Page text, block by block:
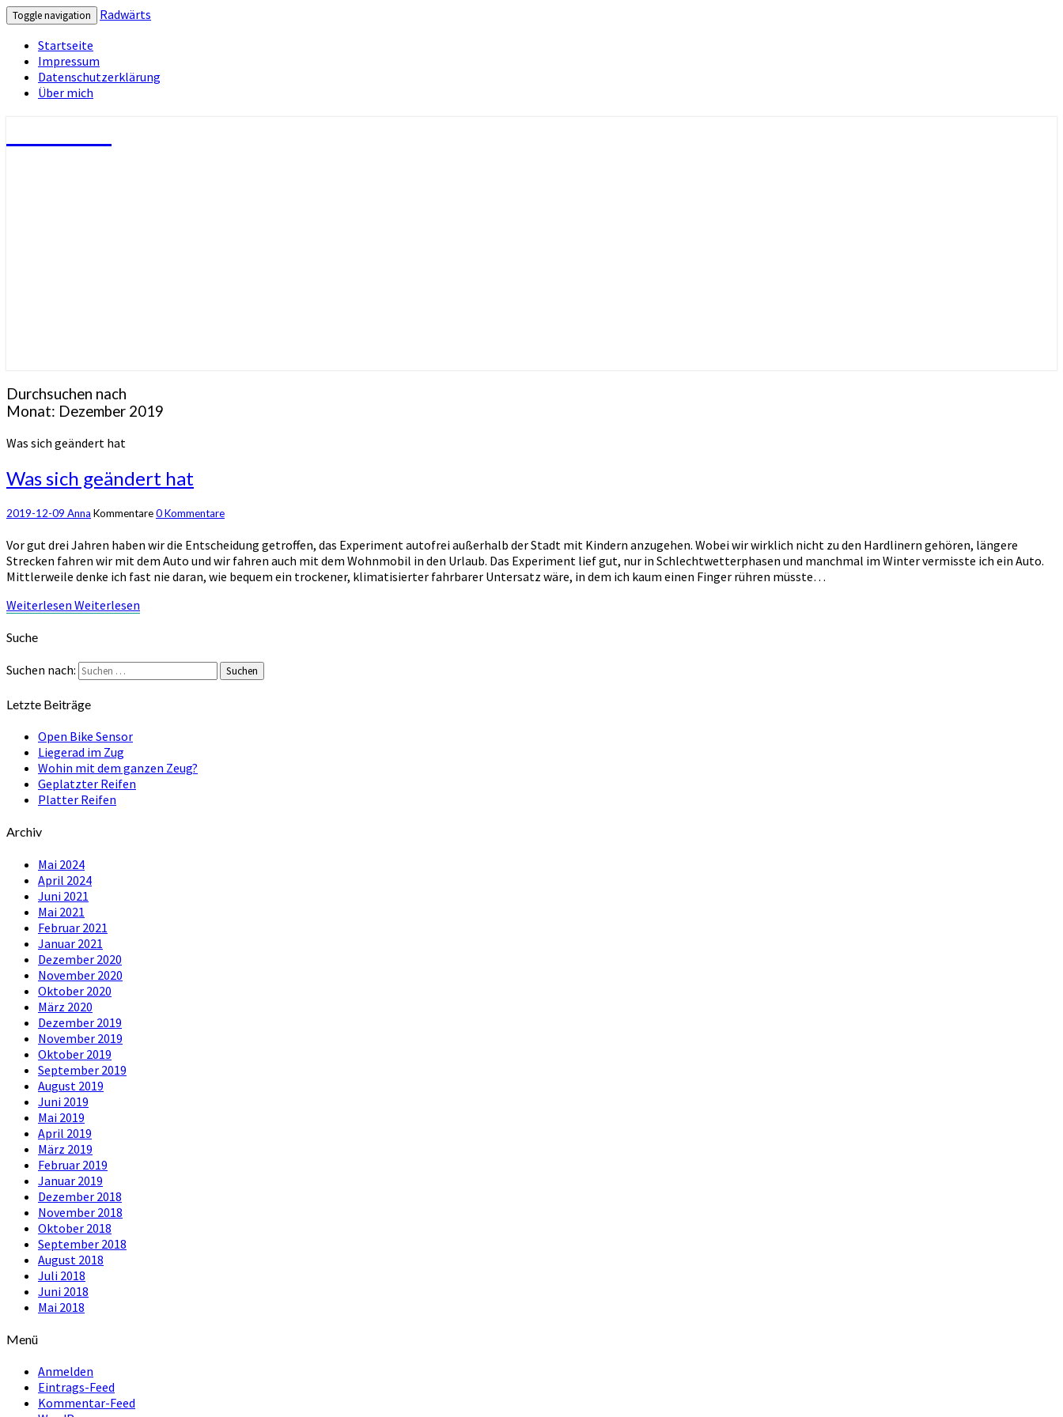
Toggle navigation
Radwärts
Startseite
Impressum
Datenschutzerklärung
Über mich
Durchsuchen nach
Monat: Dezember 2019
Was sich geändert hat
Was sich geändert hat
2019-12-09 Anna Kommentare0 Kommentare
Vor gut drei Jahren haben wir die Entscheidung getroffen, das Experiment autofrei außerhalb der Stadt mit Kindern anzugehen. Wobei wir wirklich nicht zu den Hardlinern gehören, längere
Strecken fahren wir mit dem Auto und wir fahren auch mit dem Wohnmobil in den Urlaub. Das Experiment lief gut, nur in Schlechtwetterphasen und manchmal im Winter vermisste ich ein Auto.
Mittlerweile denke ich fast nie daran, wie bequem ein trockener, klimatisierter fahrbarer Untersatz wäre, in dem ich kaum einen Finger rühren müsste…
Weiterlesen Weiterlesen
Suche
Suchen nach: Suchen
Letzte Beiträge
Open Bike Sensor
Liegerad im Zug
Wohin mit dem ganzen Zeug?
Geplatzter Reifen
Platter Reifen
Archiv
Mai 2024
April 2024
Juni 2021
Mai 2021
Februar 2021
Januar 2021
Dezember 2020
November 2020
Oktober 2020
März 2020
Dezember 2019
November 2019
Oktober 2019
September 2019
August 2019
Juni 2019
Mai 2019
April 2019
März 2019
Februar 2019
Januar 2019
Dezember 2018
November 2018
Oktober 2018
September 2018
August 2018
Juli 2018
Juni 2018
Mai 2018
Menü
Anmelden
Eintrags-Feed
Kommentar-Feed